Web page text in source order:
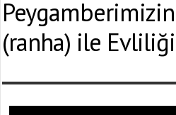
(ranha) ile Evliliği
Yaşadığınız Hatanın Ayrıntıları